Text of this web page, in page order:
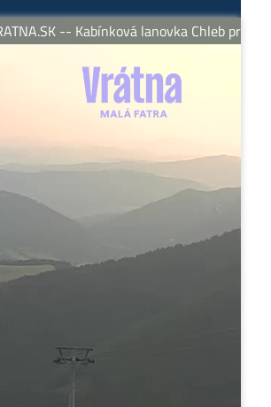
Kabínková lanovka Chleb premáva